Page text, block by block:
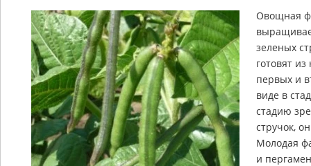
Овощная
зеленых
готовят
первых и
виде в
стадию
стручок,
Молодая
и